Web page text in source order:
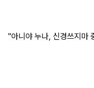
"아니야 누나, 신경쓰지마